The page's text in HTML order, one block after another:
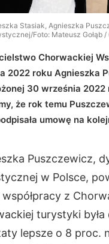
Stasiak, Agnieszka
Foto: Mateusz Gołąb /
Chorwackiej
2022 roku Agnieszka
30 września
że rok temu
umowę na
Puszczewicz,
w Polsce,
współpracy z
turystyki
lepsze o 8 proc.